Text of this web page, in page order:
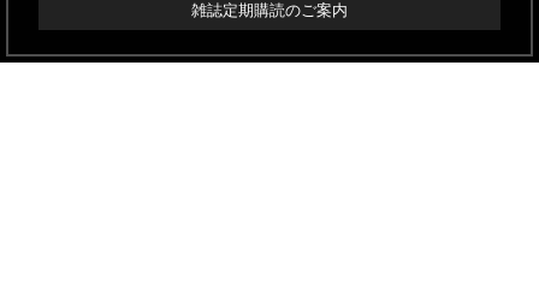
雑誌定期購読のご案内